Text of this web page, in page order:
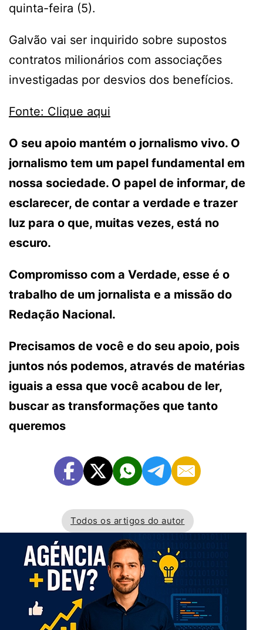
quinta-feira (5).
Galvão vai ser inquirido sobre supostos
contratos milionários com associações
investigadas por desvios dos benefícios.
Fonte: Clique aqui
O seu apoio mantém o jornalismo vivo. O
jornalismo tem um papel fundamental em
nossa sociedade. O papel de informar, de
esclarecer, de contar a verdade e trazer
luz para o que, muitas vezes, está no
escuro.
Compromisso com a Verdade, esse é o
trabalho de um jornalista e a missão do
Redação Nacional.
Precisamos de você e do seu apoio, pois
juntos nós podemos, através de matérias
iguais a essa que você acabou de ler,
buscar as transformações que tanto
queremos
Todos os artigos do autor